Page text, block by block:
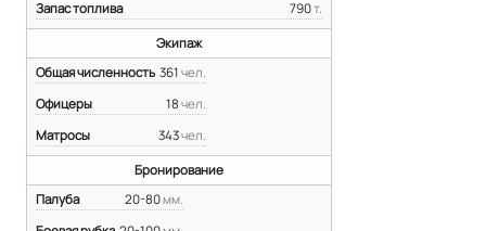
790т.
Запас топлива
Экипаж
361 чел.
Общая численность
18 чел.
Офицеры
343чел.
Матросы
Бронирование
20-80 мм.
Палуба